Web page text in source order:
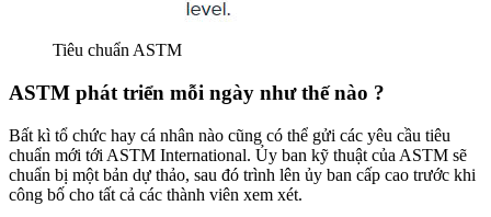
Tiêu chuẩn ASTM
ASTM phát triển mỗi ngày như thế nào ?
Bất kì tổ chức hay cá nhân nào cũng có thể gửi các yêu cầu tiêu
chuẩn mới tới ASTM International. Ủy ban kỹ thuật của ASTM sẽ
chuẩn bị một bản dự thảo, sau đó trình lên ủy ban cấp cao trước khi
công bố cho tất cả các thành viên xem xét.